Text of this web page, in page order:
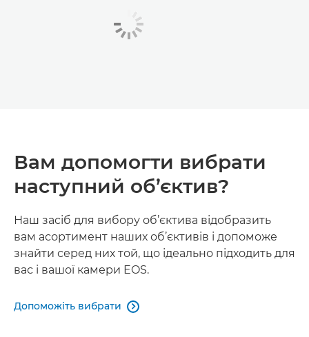
Вам допомогти вибрати
наступний об’єктив?
Наш засіб для вибору об’єктива відобразить
вам асортимент наших об’єктивів і допоможе
знайти серед них той, що ідеально підходить для
вас і вашої камери EOS.
Допоможіть вибрати 